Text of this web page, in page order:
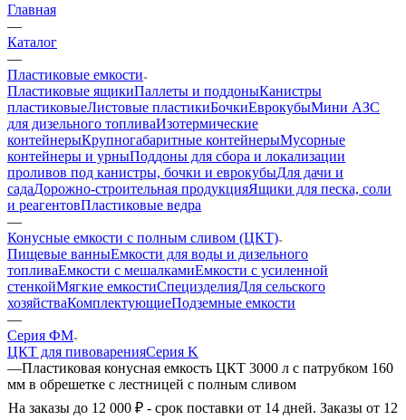
Главная
—
Каталог
—
Пластиковые емкости
Пластиковые ящикиПаллеты и поддоныКанистры
пластиковыеЛистовые пластикиБочкиЕврокубыМини АЗС
для дизельного топливаИзотермические
контейнерыКрупногабаритные контейнерыМусорные
контейнеры и урныПоддоны для сбора и локализации
проливов под канистры, бочки и еврокубыДля дачи и
садаДорожно-строительная продукцияЯщики для песка, соли
и реагентовПластиковые ведра
—
Конусные емкости с полным сливом (ЦКТ)
Пищевые ванныЕмкости для воды и дизельного
топливаЕмкости с мешалкамиЕмкости с усиленной
стенкойМягкие емкостиСпецизделияДля сельского
хозяйстваКомплектующиеПодземные емкости
—
Серия ФМ
ЦКТ для пивоваренияСерия K
—Пластиковая конусная емкость ЦКТ 3000 л с патрубком 160
мм в обрешетке с лестницей с полным сливом
На заказы до 12 000 ₽ - срок поставки от 14 дней. Заказы от 12